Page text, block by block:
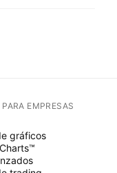
EMPRESAS
gráficos